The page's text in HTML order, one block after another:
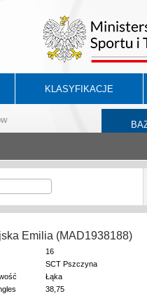
KLASYFIKACJE
Emilia (MAD1938188)
16
SCT Pszczyna
Łąka
38,75